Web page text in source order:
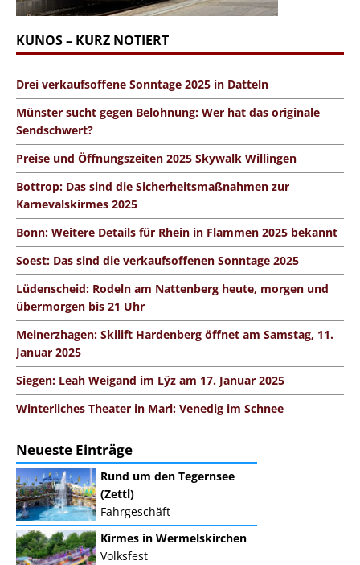
KUNOS – KURZ NOTIERT
Drei verkaufsoffene Sonntage 2025 in Datteln
Münster sucht gegen Belohnung: Wer hat das originale
Sendschwert?
Preise und Öffnungszeiten 2025 Skywalk Willingen
Bottrop: Das sind die Sicherheitsmaßnahmen zur
Karnevalskirmes 2025
Bonn: Weitere Details für Rhein in Flammen 2025 bekannt
Soest: Das sind die verkaufsoffenen Sonntage 2025
Lüdenscheid: Rodeln am Nattenberg heute, morgen und
übermorgen bis 21 Uhr
Meinerzhagen: Skilift Hardenberg öffnet am Samstag, 11.
Januar 2025
Siegen: Leah Weigand im Lÿz am 17. Januar 2025
Winterliches Theater in Marl: Venedig im Schnee
Neueste Einträge
Rund um den Tegernsee
(Zettl)
Fahrgeschäft
Kirmes in Wermelskirchen
Volksfest